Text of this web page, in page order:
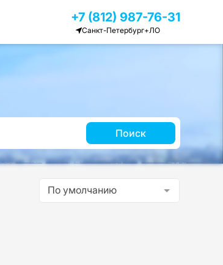
+7 (812) 987-76-31
Санкт-Петербург+ЛО
Поиск
По умолчанию